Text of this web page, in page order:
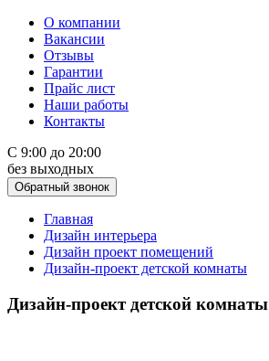
О компании
Вакансии
Отзывы
Гарантии
Прайс лист
Наши работы
Контакты
С 9:00 до 20:00
без выходных
Обратный звонок
Главная
Дизайн интерьера
Дизайн проект помещений
Дизайн-проект детской комнаты
Дизайн-проект детской комнаты